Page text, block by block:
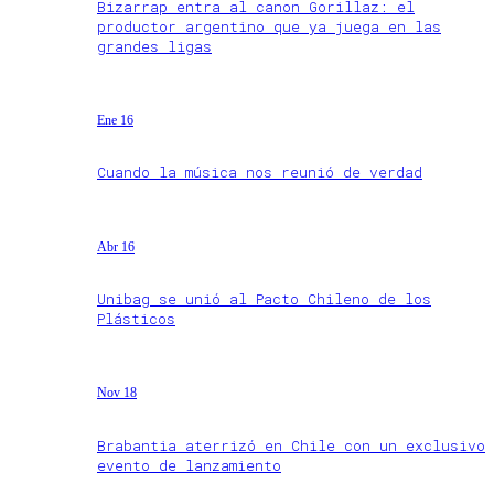
Bizarrap entra al canon Gorillaz: el
productor argentino que ya juega en las
grandes ligas
Ene 16
Cuando la música nos reunió de verdad
Abr 16
Unibag se unió al Pacto Chileno de los
Plásticos
Nov 18
Brabantia aterrizó en Chile con un exclusivo
evento de lanzamiento